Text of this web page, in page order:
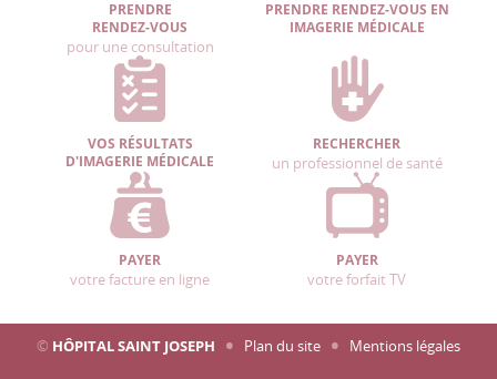
PRENDRE
RENDEZ-VOUS
pour une consultation
PRENDRE RENDEZ-VOUS EN
IMAGERIE MÉDICALE
VOS RÉSULTATS
D'IMAGERIE MÉDICALE
RECHERCHER
un professionnel de santé
PAYER
votre facture en ligne
PAYER
votre forfait TV
© HÔPITAL SAINT JOSEPH Plan du site Mentions légales